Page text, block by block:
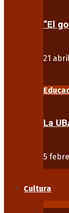
“El
21
La
5
Cultura